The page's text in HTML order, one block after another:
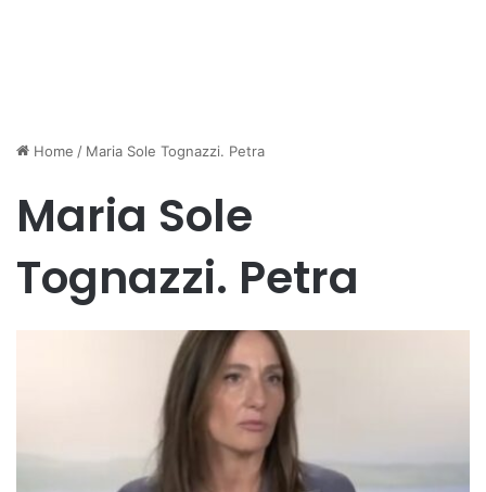
Home / Maria Sole Tognazzi. Petra
Maria Sole
Tognazzi. Petra